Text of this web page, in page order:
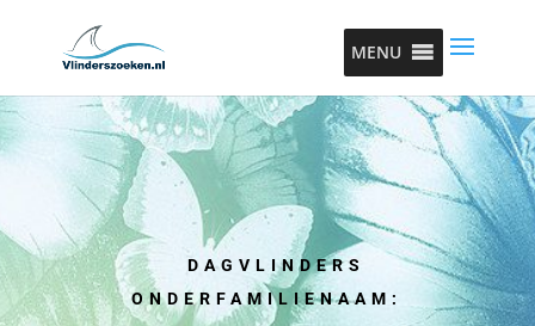
MENU
DAGVLINDERS
ONDERFAMILIENAAM: